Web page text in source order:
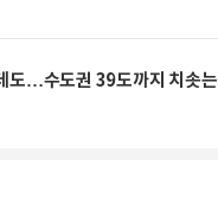
도…수도권 39도까지 치솟는